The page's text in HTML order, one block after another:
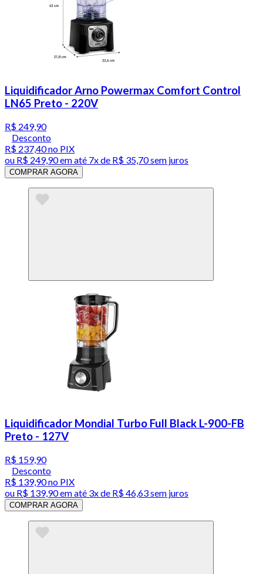
Liquidificador Arno Powermax Comfort Control
LN65 Preto - 220V
R$ 249,90
Desconto
R$ 237,40no PIX
ou R$ 249,90em até 7x de R$ 35,70 sem juros
COMPRAR AGORA
Liquidificador Mondial Turbo Full Black L-900-FB
Preto - 127V
R$ 159,90
Desconto
R$ 139,90no PIX
ou R$ 139,90em até 3x de R$ 46,63 sem juros
COMPRAR AGORA